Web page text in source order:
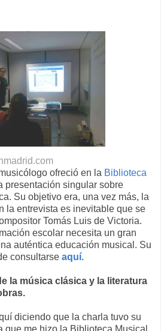
ofreció en la Biblioteca
presentación singular sobre
Su objetivo era, una vez más, la
la entrevista es inevitable que se
Tomás Luis de Victoria.
escolar necesita un gran
auténtica educación musical. Su
consultarse aquí.
la música clásica y la literatura
diciendo que la charla tuvo su